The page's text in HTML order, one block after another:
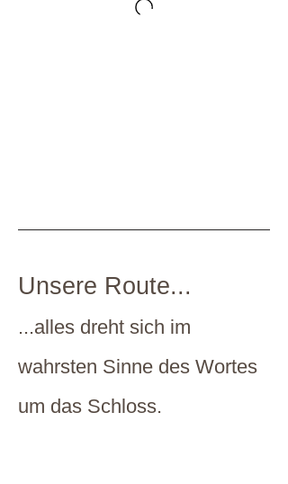
Unsere Route...
...alles dreht sich im
wahrsten Sinne des Wortes
um das Schloss.